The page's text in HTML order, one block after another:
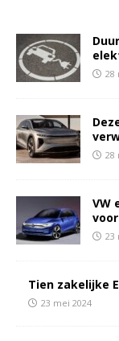
28
28
VW
23
Tien zakelijke
23 mei 2024